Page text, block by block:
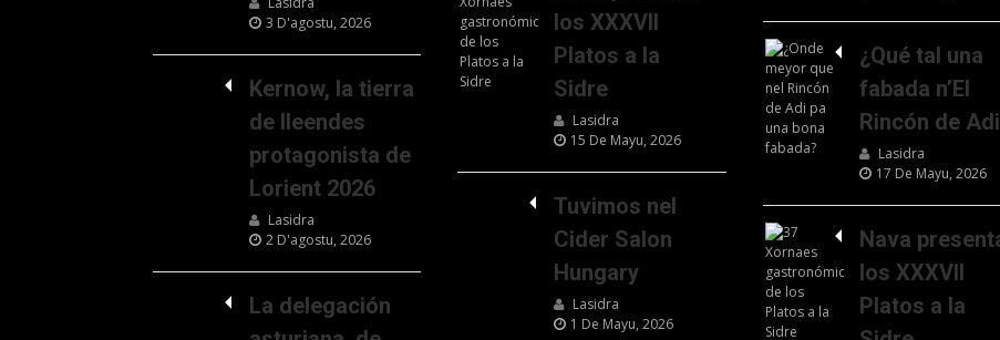
3 D'agostu, 2026
Kernow, la tierra
de lleendes
protagonista de
Lorient 2026
Lasidra
2 D'agostu, 2026
La delegación
los XXXVII
Platos a la
Sidre
Lasidra
15 De Mayu, 2026
Tuvimos nel
Cider Salon
Hungary
Lasidra
1 De Mayu, 2026
¿Qué tal una
fabada n’El
Rincón de
Lasidra
17 De Mayu, 2026
Nava
los XXXVII
Platos a la